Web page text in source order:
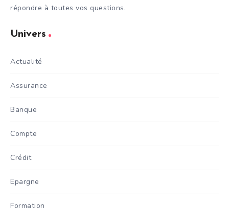
répondre à toutes vos questions.
Univers
Actualité
Assurance
Banque
Compte
Crédit
Epargne
Formation